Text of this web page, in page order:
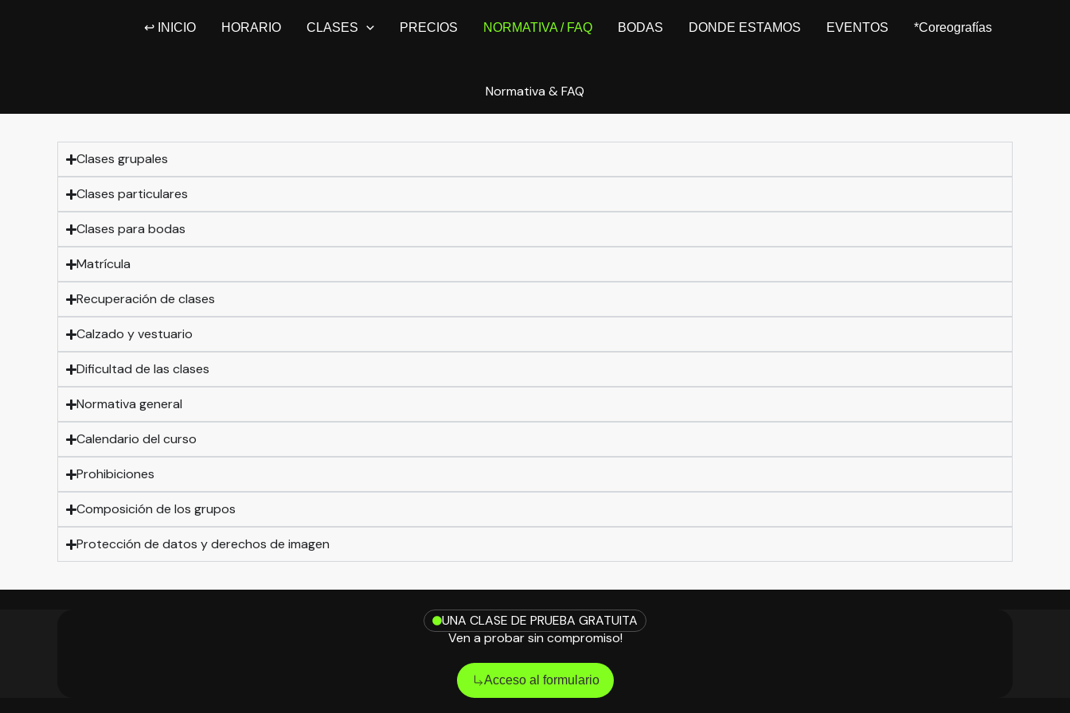
↩︎ INICIO HORARIO CLASES PRECIOS NORMATIVA / FAQ BODAS DONDE ESTAMOS EVENTOS *Coreografías
Normativa & FAQ
Clases grupales
Clases particulares
Clases para bodas
Matrícula
Recuperación de clases
Calzado y vestuario
Dificultad de las clases
Normativa general
Calendario del curso
Prohibiciones
Composición de los grupos
Protección de datos y derechos de imagen
UNA CLASE DE PRUEBA GRATUITA
Ven a probar sin compromiso!
Acceso al formulario